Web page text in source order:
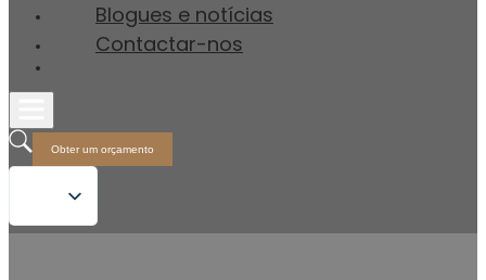
Blogues e notícias
Contactar-nos
Obter um orçamento